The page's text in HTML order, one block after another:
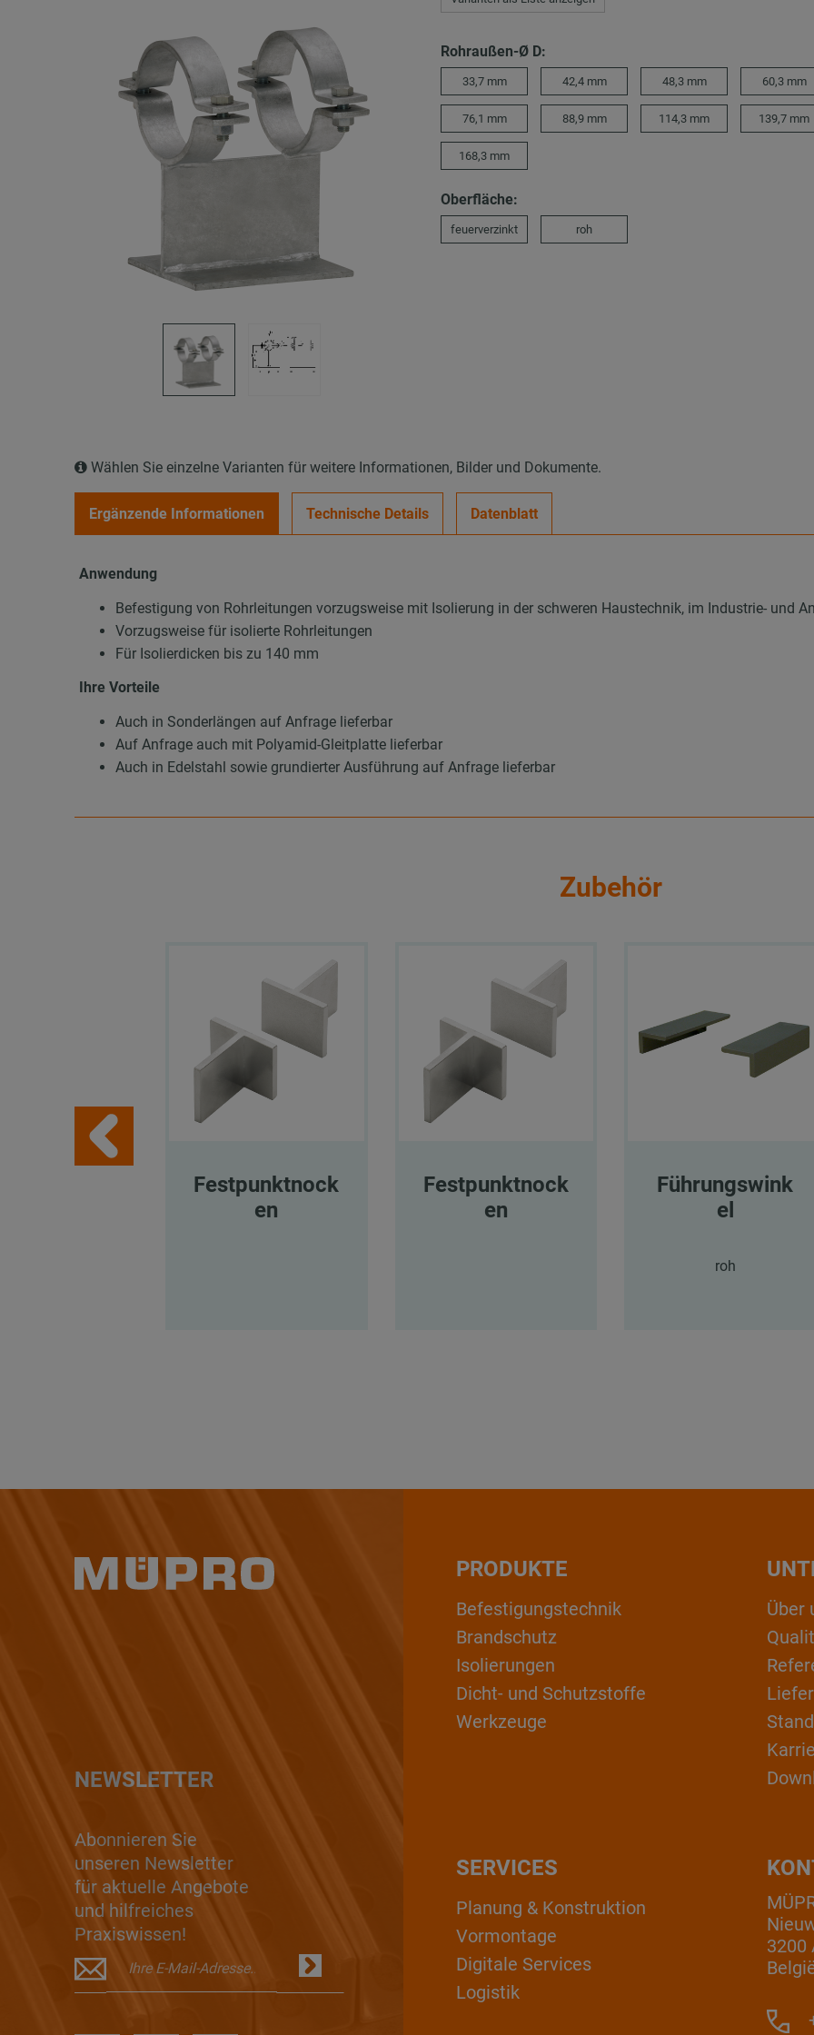
Rohraußen-Ø D:
33,7 mm 42,4 mm 48,3 mm 60,3 mm
76,1 mm 88,9 mm 114,3 mm 139,7 mm
168,3 mm
Oberfläche:
feuerverzinkt roh
Wählen Sie einzelne Varianten für weitere Informationen, Bilder und Dokumente.
Ergänzende Informationen Technische Details Datenblatt
Anwendung
Befestigung von Rohrleitungen vorzugsweise mit Isolierung in der schweren Haustechnik, im Industrie- und
Vorzugsweise für isolierte Rohrleitungen
Für Isolierdicken bis zu 140 mm
Ihre Vorteile
Auch in Sonderlängen auf Anfrage lieferbar
Auf Anfrage auch mit Polyamid-Gleitplatte lieferbar
Auch in Edelstahl sowie grundierter Ausführung auf Anfrage lieferbar
Zubehör
Festpunktnock
en
Festpunktnock
en
Führungswink
el
roh
NEWSLETTER
Abonnieren Sie
unseren Newsletter
für aktuelle Angebote
und hilfreiches
Praxiswissen!
PRODUKTE
Befestigungstechnik
Brandschutz
Isolierungen
Dicht- und Schutzstoffe
Werkzeuge
Über
3200
SERVICES
Planung & Konstruktion
Vormontage
Digitale Services
Logistik